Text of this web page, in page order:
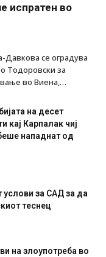
испратен во
Давкова се оградува
Тодоровски за
во Виена,…
на десет
кај Карпалак чиј
нападнат од
услови за САД за да
теснец
на злоупотреба во